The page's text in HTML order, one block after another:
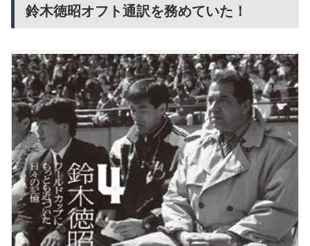
鈴木徳昭オフト通訳を務めていた！